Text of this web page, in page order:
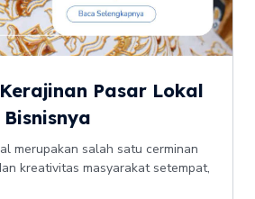
Pasar Lokal
merupakan salah satu cerminan
kreativitas masyarakat setempat,